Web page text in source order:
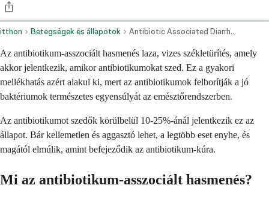
itthon Betegségek és állapotok Antibiotic Associated Diarrhea
Az antibiotikum-asszociált hasmenés laza, vizes székletürítés, amely
akkor jelentkezik, amikor antibiotikumokat szed. Ez a gyakori
mellékhatás azért alakul ki, mert az antibiotikumok felborítják a jó
baktériumok természetes egyensúlyát az emésztőrendszerben.
Az antibiotikumot szedők körülbelül 10-25%-ánál jelentkezik ez az
állapot. Bár kellemetlen és aggasztó lehet, a legtöbb eset enyhe, és
magától elmúlik, amint befejeződik az antibiotikum-kúra.
Mi az antibiotikum-asszociált hasmenés?